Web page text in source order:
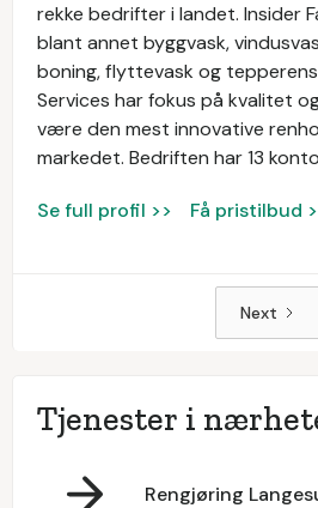
rekke bedrifter i landet. Insider
blant annet byggvask,
boning, flyttevask og
Services har fokus på kvalitet
være den mest innovative
markedet. Bedriften har 13
Se full profil >> Få pristilbud
Next
Tjenester i
Rengjøring